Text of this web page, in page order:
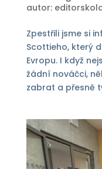
autor:
Zpestřili jsme si
Scottieho, který
Evropu. I když
žádní nováčci,
zabrat a přesně